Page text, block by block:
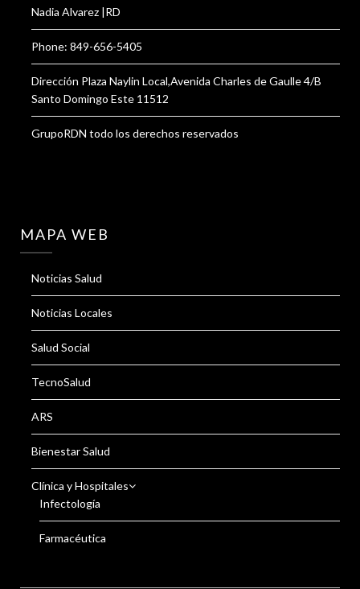
Nadia Alvarez |RD
Phone: 849-656-5405
Dirección Plaza Naylin Local,Avenida Charles de Gaulle 4/B
Santo Domingo Este 11512
GrupoRDN todo los derechos reservados
MAPA WEB
Noticias Salud
Noticias Locales
Salud Social
TecnoSalud
ARS
Bienestar Salud
Clínica y Hospitales
Infectología
Farmacéutica